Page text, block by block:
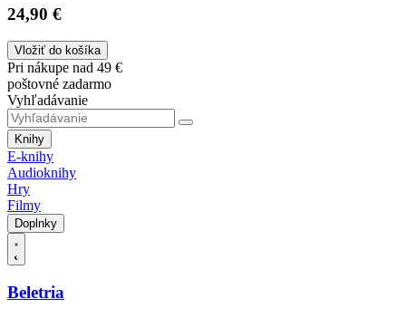
24,90 €
Vložiť do košíka
Pri nákupe nad 49 €
poštovné zadarmo
Vyhľadávanie
Knihy
E-knihy
Audioknihy
Hry
Filmy
Doplnky
Beletria